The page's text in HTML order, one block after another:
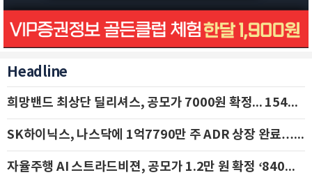
Headline
희망밴드 최상단 딜리셔스, 공모가 7000원 확정... 154억 규모 IPO 돌입
SK하이닉스, 나스닥에 1억7790만 주 ADR 상장 완료…29일 국내 추가 상장
자율주행 AI 스트라드비젼, 공모가 1.2만 원 확정 ‘840억 수혈’